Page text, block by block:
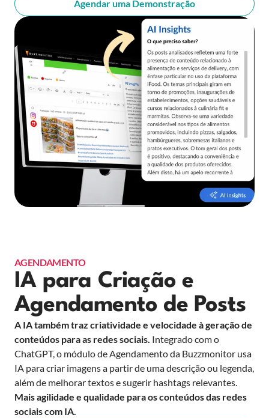
Agendar uma Demonstração
AGENDAMENTO
IA para Criação e
Agendamento de Posts
A IA também traz criatividade e velocidade à geração de
conteúdos para as redes sociais. Integrado com o
ChatGPT, o módulo de Agendamento da Buzzmonitor usa
IA para criar imagens a partir de uma descrição ou legenda,
além de melhorar textos e sugerir hashtags relevantes.
Mais agilidade e qualidade para os conteúdos das redes
sociais com IA.